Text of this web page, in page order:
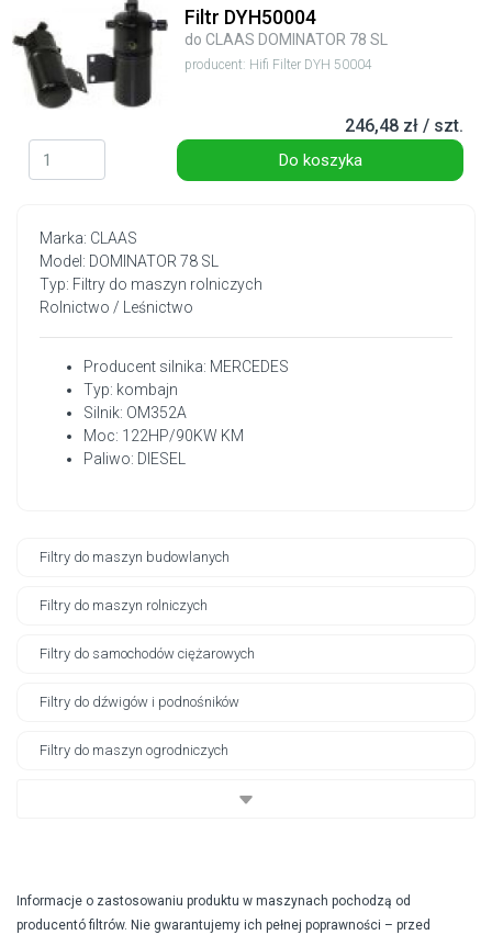
Marka: CLAAS
Model: DOMINATOR 78 SL
Typ: Filtry do maszyn rolniczych
Rolnictwo / Leśnictwo
Producent silnika: MERCEDES
Typ: kombajn
Silnik: OM352A
Moc: 122HP/90KW KM
Paliwo: DIESEL
Filtry do maszyn budowlanych
Filtry do maszyn rolniczych
Filtry do samochodów ciężarowych
Filtry do dźwigów i podnośników
Filtry do maszyn ogrodniczych
Filtr DYH50004
do CLAAS DOMINATOR 78 SL
producent: Hifi Filter DYH 50004
246,48 zł / szt.
Do koszyka
Informacje o zastosowaniu produktu w maszynach pochodzą od
producentó filtrów. Nie gwarantujemy ich pełnej poprawności – przed